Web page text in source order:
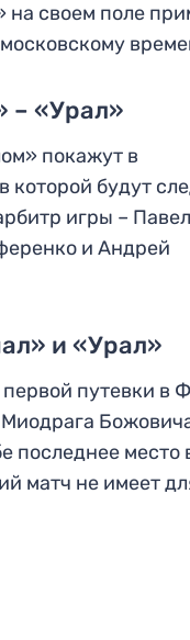
на своем поле
– «Урал»
покажут в
которой будут
игры – Павел
и Андрей
и «Урал»
путевки в
последнее место
матч не имеет